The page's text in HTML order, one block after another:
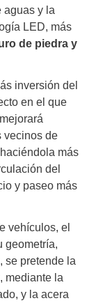
aguas y la
LED, más
de piedra y
inversión del
en el que
vecinos de
más
del
y paseo más
vehículos, el
geometría,
se pretende la
mediante la
y la acera